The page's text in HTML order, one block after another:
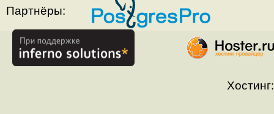
Партнёры:
Хостинг: